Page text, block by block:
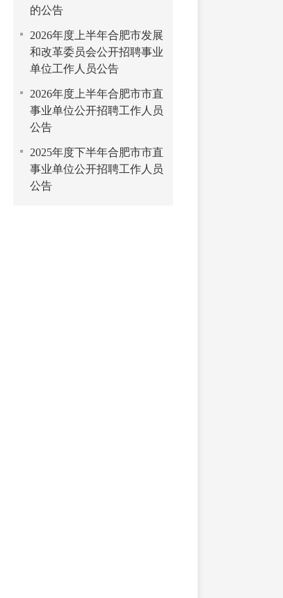
的公告
2026年度上半年合肥市发展
和改革委员会公开招聘事业
单位工作人员公告
2026年度上半年合肥市市直
事业单位公开招聘工作人员
公告
2025年度下半年合肥市市直
事业单位公开招聘工作人员
公告